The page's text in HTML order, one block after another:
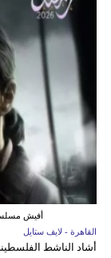
أفيش
القاهرة - لايف ستايل
أشاد الناشط